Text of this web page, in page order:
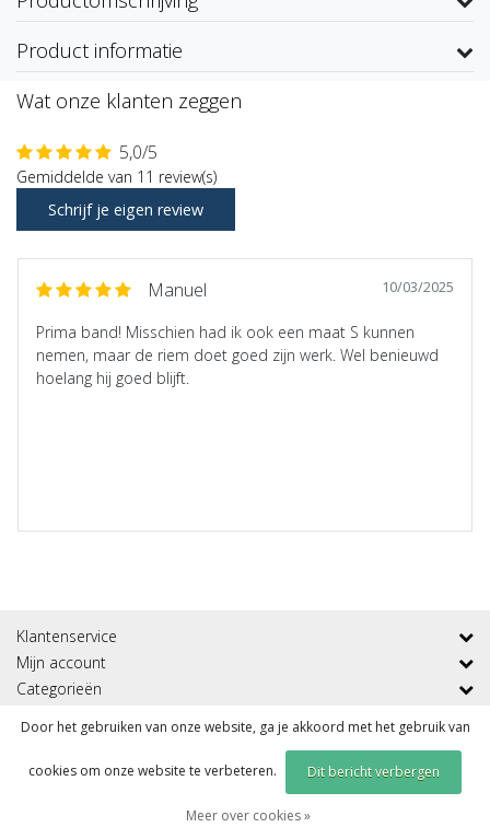
Product informatie
Wat onze klanten zeggen
5,0/5
Gemiddelde van 11 review(s)
Schrijf je eigen review
Manuel 10/03/2025
Prima band! Misschien had ik ook een maat S kunnen
nemen, maar de riem doet goed zijn werk. Wel benieuwd
hoelang hij goed blijft.
Klantenservice
Mijn account
Categorieën
© Copyright 2026 - Sportmeddirect | RealisatieInStijl Media
Door het gebruiken van onze website, ga je akkoord met het gebruik van
cookies om onze website te verbeteren. Dit bericht verbergen
Meer over cookies »